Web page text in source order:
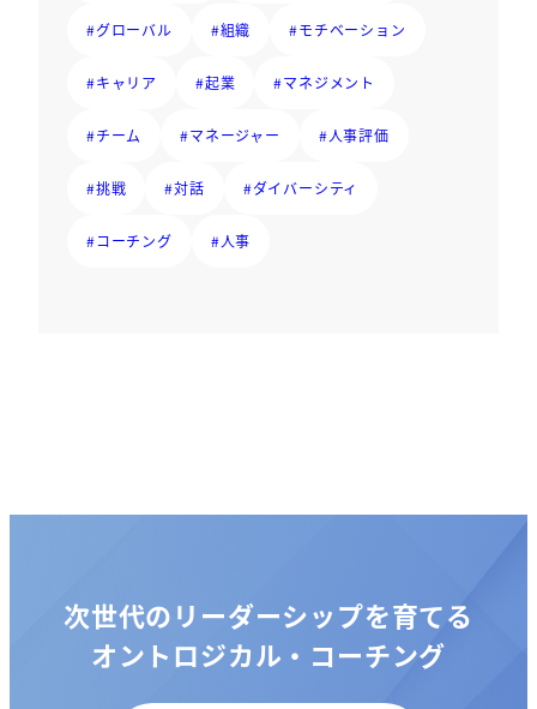
#グローバル #組織 #モチベーション
#キャリア #起業 #マネジメント
#チーム #マネージャー #人事評価
#挑戦 #対話 #ダイバーシティ
#コーチング #人事
次世代のリーダーシップを育てる
オントロジカル・コーチング